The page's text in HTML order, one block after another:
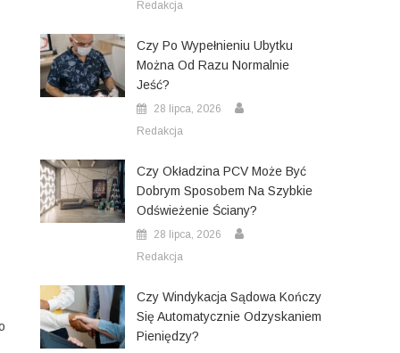
Redakcja
Czy Po Wypełnieniu Ubytku
Można Od Razu Normalnie
Jeść?
28 lipca, 2026
Redakcja
Czy Okładzina PCV Może Być
Dobrym Sposobem Na Szybkie
Odświeżenie Ściany?
28 lipca, 2026
Redakcja
Czy Windykacja Sądowa Kończy
Się Automatycznie Odzyskaniem
Pieniędzy?